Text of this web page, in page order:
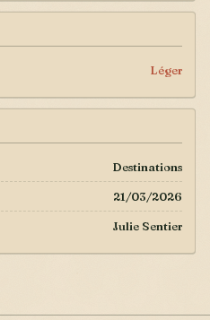
Léger
Destinations
21/03/2026
Julie Sentier